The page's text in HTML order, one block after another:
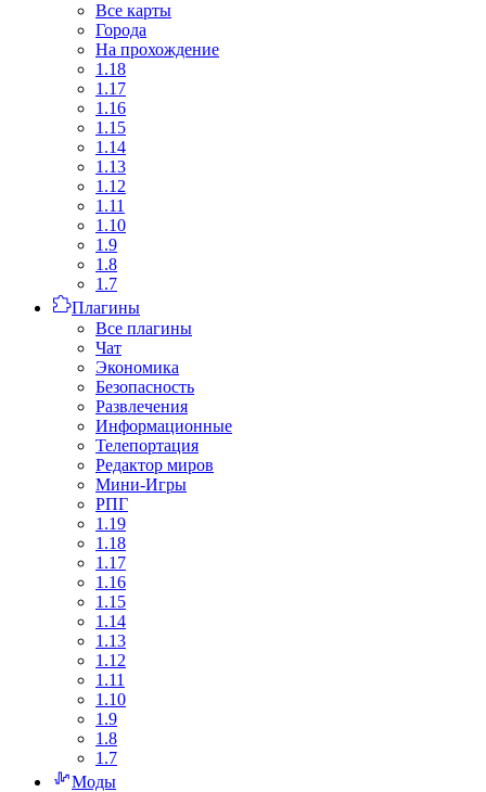
Все карты
Города
На прохождение
1.18
1.17
1.16
1.15
1.14
1.13
1.12
1.11
1.10
1.9
1.8
1.7
Плагины
Все плагины
Чат
Экономика
Безопасность
Развлечения
Информационные
Телепортация
Редактор миров
Мини-Игры
РПГ
1.19
1.18
1.17
1.16
1.15
1.14
1.13
1.12
1.11
1.10
1.9
1.8
1.7
Моды